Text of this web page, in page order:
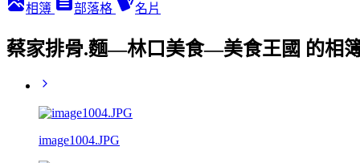
相簿 部落格 名片
蔡家排骨.麵—林口美食—美食王國 的相
image1004.JPG